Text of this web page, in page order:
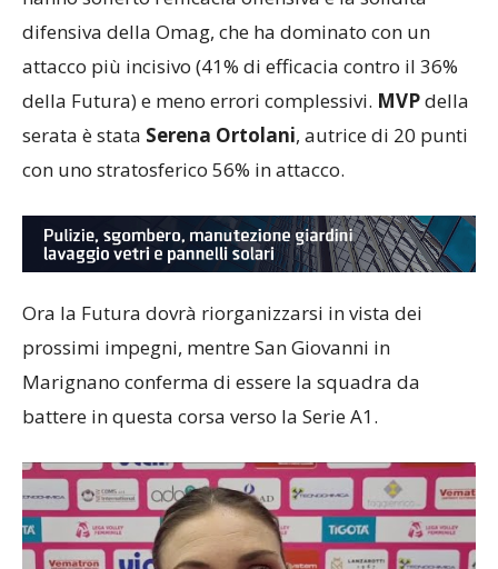
difensiva della Omag, che ha dominato con un
attacco più incisivo (41% di efficacia contro il 36%
della Futura) e meno errori complessivi.
Ora la Futura dovrà riorganizzarsi in vista dei
prossimi impegni, mentre San Giovanni in
Marignano conferma di essere la squadra da
battere in questa corsa verso la Serie A1.